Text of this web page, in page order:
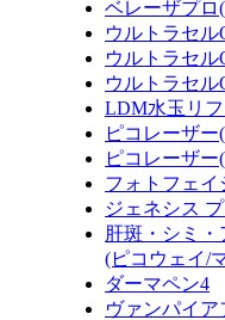
ベレーザプロ
ウルトラセ
ウルトラセ
ウルトラセ
LDM水玉リ
ピコレーザ
ピコレーザ
フォトフェイ
ジェネシス プ
肝斑・シミ
(ピコウェイ/
ダーマペン4
ヴァンパイ